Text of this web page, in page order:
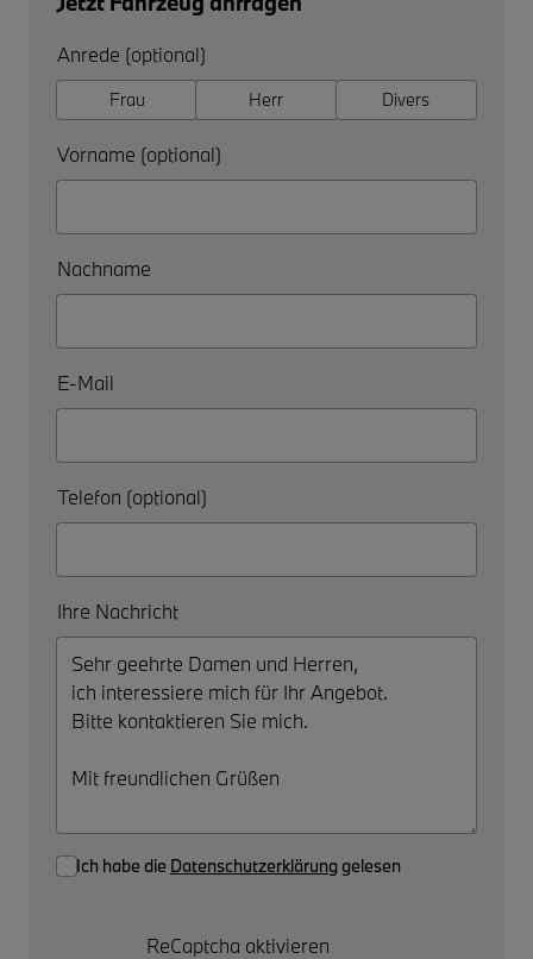
Anrede (optional)
Frau Herr Divers
Vorname (optional)
Nachname
E-Mail
Telefon (optional)
Ihre Nachricht
Ich habe die Datenschutzerklärung gelesen
ReCaptcha aktivieren